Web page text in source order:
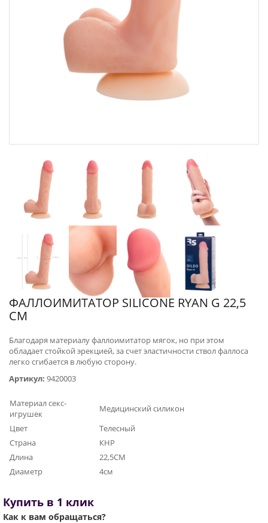
ФАЛЛОИМИТАТОР SILICONE RYAN G 22,5
СМ
Благодаря материалу фаллоимитатор мягок, но при этом
обладает стойкой эрекцией, за счет эластичности ствол фаллоса
легко сгибается в любую сторону.
Артикул: 9420003
Материал секс-
игрушек
Медицинский силикон
Цвет
Телесный
Страна
КНР
Длина
22,5СМ
Диаметр
4см
Купить в 1 клик
Как к вам обращаться?